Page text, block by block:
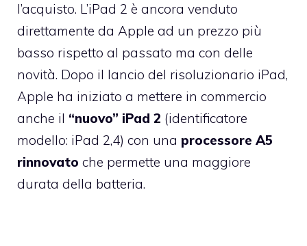
l’acquisto. L’iPad 2 è ancora venduto
direttamente da Apple ad un prezzo più
basso rispetto al passato ma con delle
novità. Dopo il lancio del risoluzionario iPad,
Apple ha iniziato a mettere in commercio
anche il “nuovo” iPad 2 (identificatore
modello: iPad 2,4) con una processore A5
rinnovato che permette una maggiore
durata della batteria.